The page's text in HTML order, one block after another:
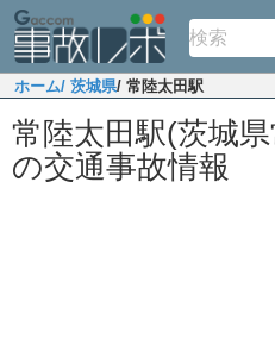
ホーム/ 茨城県/ 常陸太田駅
常陸太田駅(茨城
の交通事故情報